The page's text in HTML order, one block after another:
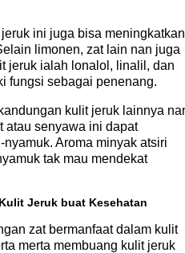
ini juga bisa meningkatkan
limonen, zat lain nan juga
jeruk ialah lonalol, linalil, dan
fungsi sebagai penenang.
kulit jeruk lainnya
atau senyawa ini dapat
Aroma minyak atsiri
tak mau mendekat
Jeruk buat Kesehatan
zat bermanfaat dalam kulit
merta membuang kulit jeruk